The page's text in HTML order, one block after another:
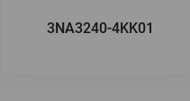
3NA3240-4KK01